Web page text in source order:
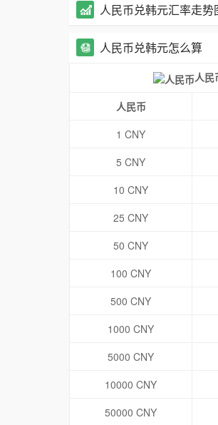
人民币兑韩元汇率走势
人民币兑韩元怎么算
人民
人民币
1 CNY
5 CNY
10 CNY
25 CNY
50 CNY
100 CNY
500 CNY
1000 CNY
5000 CNY
10000 CNY
50000 CNY